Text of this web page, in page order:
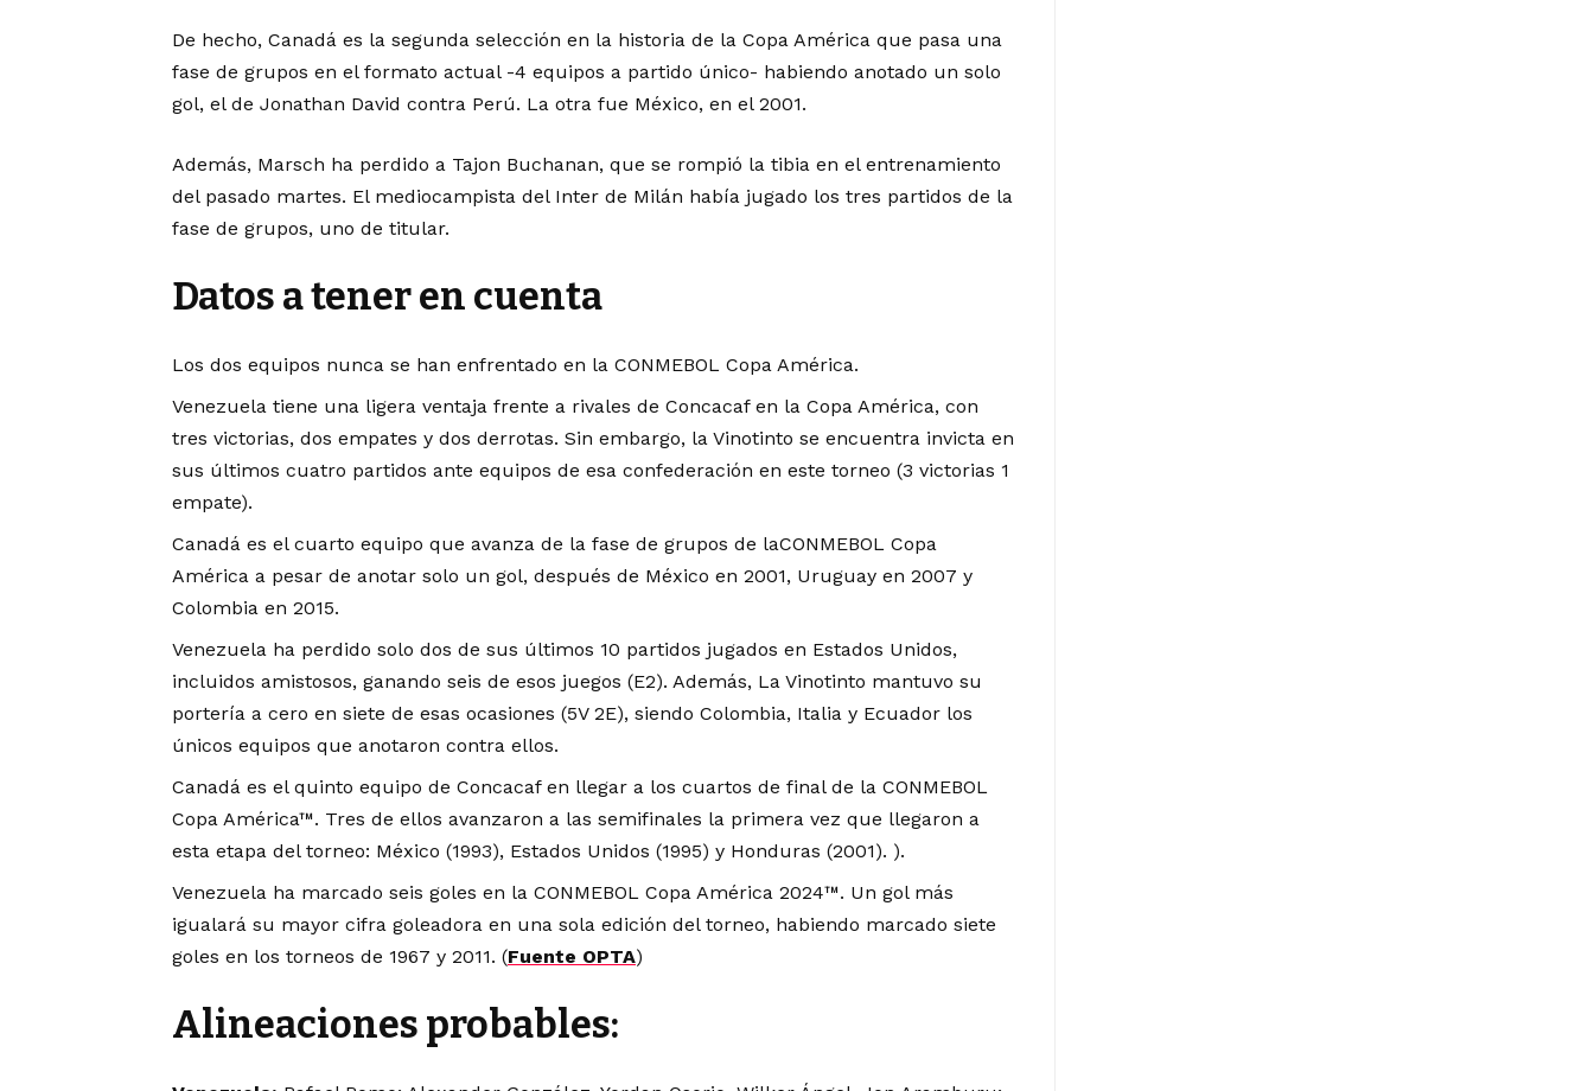
De hecho, Canadá es la segunda selección en la historia de la Copa América que pasa una
fase de grupos en el formato actual -4 equipos a partido único- habiendo anotado un solo
gol, el de Jonathan David contra Perú. La otra fue México, en el 2001.
Además, Marsch ha perdido a Tajon Buchanan, que se rompió la tibia en el entrenamiento
del pasado martes. El mediocampista del Inter de Milán había jugado los tres partidos de la
fase de grupos, uno de titular.
Datos a tener en cuenta
Los dos equipos nunca se han enfrentado en la CONMEBOL Copa América.
Venezuela tiene una ligera ventaja frente a rivales de Concacaf en la Copa América, con
tres victorias, dos empates y dos derrotas. Sin embargo, la Vinotinto se encuentra invicta en
sus últimos cuatro partidos ante equipos de esa confederación en este torneo (3 victorias 1
empate).
Canadá es el cuarto equipo que avanza de la fase de grupos de laCONMEBOL Copa
América a pesar de anotar solo un gol, después de México en 2001, Uruguay en 2007 y
Colombia en 2015.
Venezuela ha perdido solo dos de sus últimos 10 partidos jugados en Estados Unidos,
incluidos amistosos, ganando seis de esos juegos (E2). Además, La Vinotinto mantuvo su
portería a cero en siete de esas ocasiones (5V 2E), siendo Colombia, Italia y Ecuador los
únicos equipos que anotaron contra ellos.
Canadá es el quinto equipo de Concacaf en llegar a los cuartos de final de la CONMEBOL
Copa América™. Tres de ellos avanzaron a las semifinales la primera vez que llegaron a
esta etapa del torneo: México (1993), Estados Unidos (1995) y Honduras (2001). ).
Venezuela ha marcado seis goles en la CONMEBOL Copa América 2024™. Un gol más
igualará su mayor cifra goleadora en una sola edición del torneo, habiendo marcado siete
goles en los torneos de 1967 y 2011. (Fuente OPTA)
Alineaciones probables: